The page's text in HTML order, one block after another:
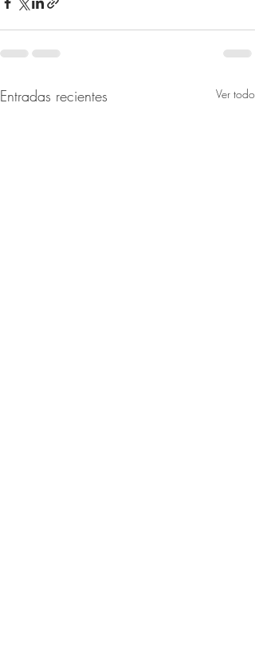
Entradas recientes Ver todo